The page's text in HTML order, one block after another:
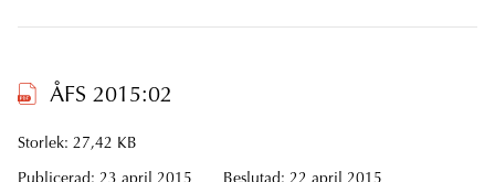
ÅFS 2015:02
Storlek: 27,42 KB